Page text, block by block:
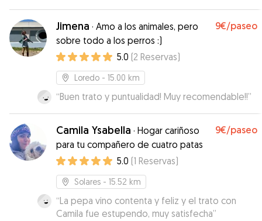
Jimena · Amo a los animales, pero
sobre todo a los perros :)
9€/paseo
5.0 (2 Reservas)
Loredo - 15.00 km
“Buen trato y puntualidad! Muy recomendable!!”
Camila Ysabella · Hogar cariñoso
para tu compañero de cuatro patas
9€/paseo
5.0 (1 Reservas)
Solares - 15.52 km
“La pepa vino contenta y feliz y el trato con
Camila fue estupendo, muy satisfecha”